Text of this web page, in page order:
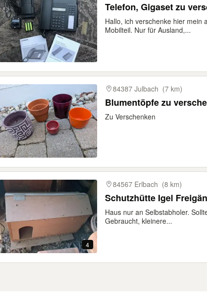
Telefon, Gigaset zu
Hallo, ich verschenke hier mein
Mobilteil. Nur für Ausland,...
84387 Julbach (7 km)
Blumentöpfe zu
Zu Verschenken
4
84567 Erlbach (8 km)
Schutzhütte Igel
Haus nur an Selbstabholer.
Gebraucht, kleinere...